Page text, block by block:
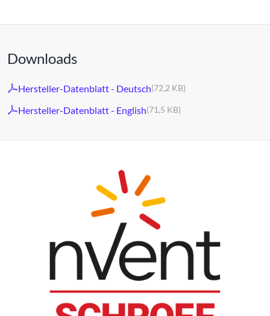
Downloads
Hersteller-Datenblatt - Deutsch(72,2 KB)
Hersteller-Datenblatt - English(71,5 KB)